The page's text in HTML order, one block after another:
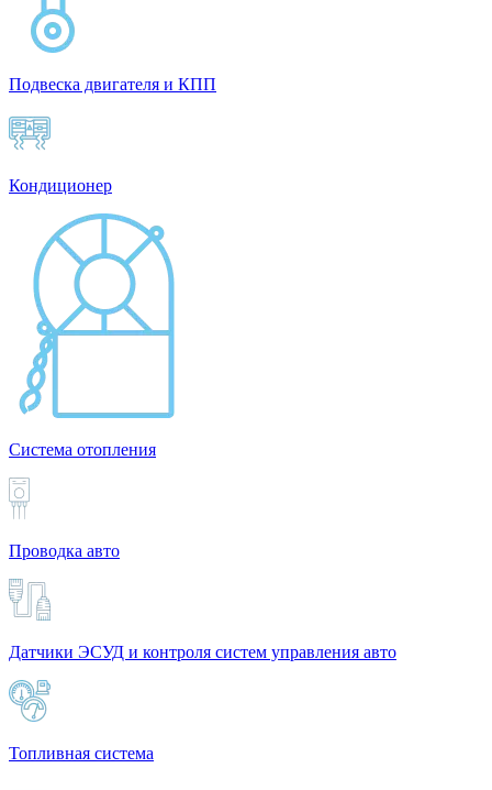
Подвеска двигателя и КПП
Кондиционер
Система отопления
Проводка авто
Датчики ЭСУД и контроля систем управления авто
Топливная система